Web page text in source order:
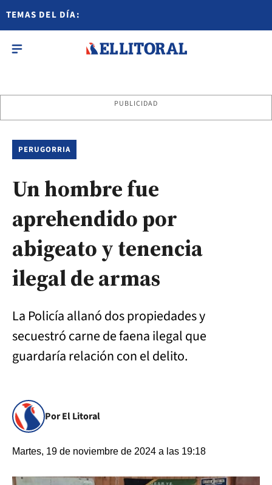
TEMAS DEL DÍA:
PUBLICIDAD
PERUGORRIA
Un hombre fue
aprehendido por
abigeato y tenencia
ilegal de armas
La Policía allanó dos propiedades y
secuestró carne de faena ilegal que
guardaría relación con el delito.
Por El Litoral
Martes, 19 de noviembre de 2024 a las 19:18